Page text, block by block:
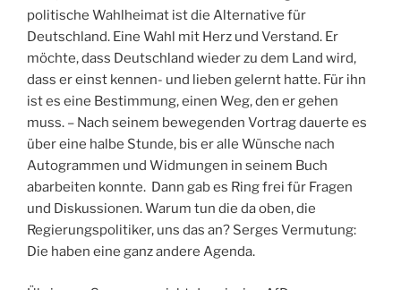
politische Wahlheimat ist die Alternative für
Deutschland. Eine Wahl mit Herz und Verstand. Er
möchte, dass Deutschland wieder zu dem Land wird,
dass er einst kennen- und lieben gelernt hatte. Für ihn
ist es eine Bestimmung, einen Weg, den er gehen
muss. – Nach seinem bewegenden Vortrag dauerte es
über eine halbe Stunde, bis er alle Wünsche nach
Autogrammen und Widmungen in seinem Buch
abarbeiten konnte. Dann gab es Ring frei für Fragen
und Diskussionen. Warum tun die da oben, die
Regierungspolitiker, uns das an? Serges Vermutung:
Die haben eine ganz andere Agenda.